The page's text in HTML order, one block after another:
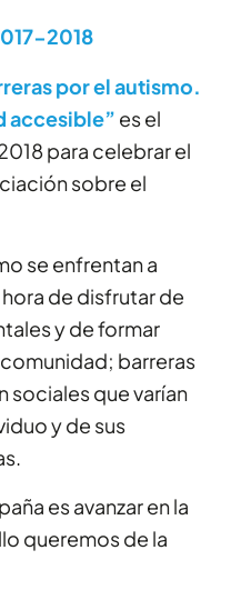
2018
por el autismo.
accesible” es el
para celebrar el
sobre el
se enfrentan a
de disfrutar de
y de formar
barreras
sociales que varían
y de sus
es avanzar en la
queremos de la